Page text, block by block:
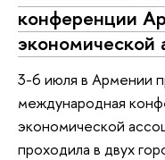
конференции
экономической
3-6 июля в Армении
международная
экономической
проходила в двух